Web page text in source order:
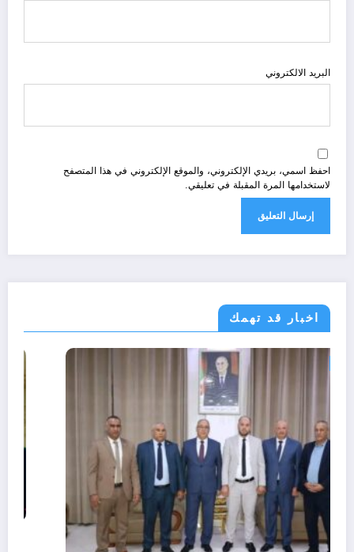
البريد الالكتروني
احفظ اسمي، بريدي الإلكتروني، والموقع الإلكتروني في هذا المتصفح
لاستخدامها المرة المقبلة في تعليقي.
اخبار قد تهمك